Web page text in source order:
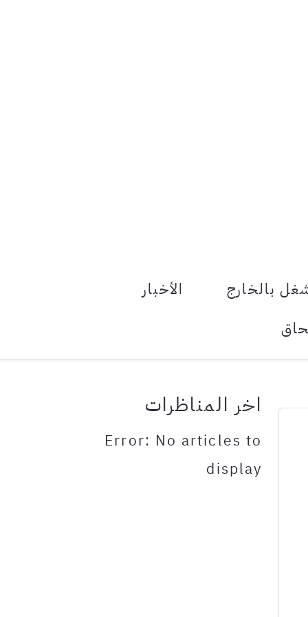
بالخارج
الأخبار
اخر المناظرات
Error: No articles to
display